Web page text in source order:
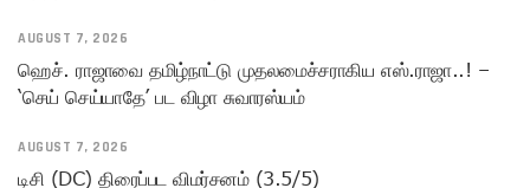
AUGUST 7, 2026
ஹெச். ராஜாவை தமிழ்நாட்டு முதலமைச்சராகிய எஸ்.ராஜா..! –
‘செய் செய்யாதே’ பட விழா சுவாரஸ்யம்
AUGUST 7, 2026
டிசி (DC) திரைப்பட விமர்சனம் (3.5/5)